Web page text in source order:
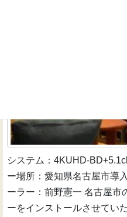
システム：4KUHD-
ー場所：愛知県名古屋市導
ーラー：前野憲一 名古屋市
ーをインストールさせてい